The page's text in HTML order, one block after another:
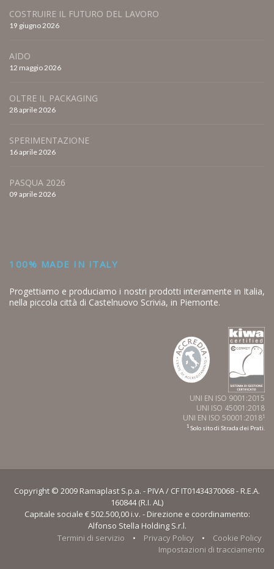
COSTRUIRE IL FUTURO DEL LAVORO
19 giugno 2026
AIDO
12 maggio 2026
OLTRE IL PACKAGING
28 aprile 2026
SPERIMENTAZIONE
16 aprile 2026
PASQUA 2026
09 aprile 2026
100% MADE IN ITALY
Progettiamo e produciamo i nostri prodotti interamente in Italia,
nella piccola città di Castelnuovo Scrivia, in Piemonte.
UNI EN ISO 9001:2015
UNI ISO 45001:2018
UNI EN ISO 50001:20181
1 Solo sito di Strada dei Prati.
Copyright © 2009 Ramaplast S.p.a. - PIVA / CF IT01434370068 - R.E.A.
160844 (R.I. AL)
Capitale sociale € 502.500,00 i.v. - Direzione e coordinamento:
Alfonso Stella Holding S.r.l.
Termini di servizio
• Privacy Policy •
Cookie Policy
Impostazioni di tracciamento